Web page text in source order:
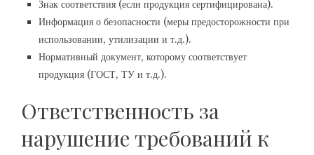
Знак соответствия (если продукция сертифицирована).
Информация о безопасности (меры предосторожности при
использовании, утилизации и т.д.).
Нормативный документ, которому соответствует
продукция (ГОСТ, ТУ и т.д.).
Ответственность за
нарушение требований к